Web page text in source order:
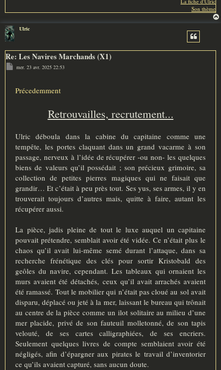
Son thème
Ulric
Re: Les Navires Marchands (X1)
M
e
a
g
mer. 23 avr. 2025 22:53
Précedemment
Retrouvailles, recrutement...
Ulric déboula dans la cabine du capitaine comme une
tempête, les portes claquant dans un grand vacarme à son
passage, nerveux à l’idée de récupérer -ou non- les quelques
biens de valeurs qu’il possédait ; son précieux grimoire, sa
collection de petites pierres magiques qui ne faisait que
grandir… Et c’était à peu près tout. Ses yus, ses armes, il y en
trouverait toujours d’autres mais, quitte à faire, autant les
récupérer aussi.
La pièce, jadis pleine de tout le luxe auquel un capitaine
pouvait prétendre, semblait avoir été vidée. Ce n’était plus le
chaos qu’il avait lui-même semé durant l’attaque, dans sa
recherche frénétique des clés pour sortir Kristobald des
geôles du navire, cependant. Les tableaux qui ornaient les
murs avaient été détachés, ceux qu’il avait arrachés avaient
été ramassé. Tout le mobilier qui n’était pas cloué au sol avait
disparu, déplacé ou jeté à la mer, laissant le bureau qui trônait
au centre de la pièce comme un ilot solitaire au milieu d’une
mer placide, privé de son fauteuil molletonné, de son tapis
velouté, de ses cartes calligraphiées, de ses encriers.
Seulement quelques livres de compte semblaient avoir été
négligés, afin d’épargner aux pirates le travail d’inventorier
ce qu’ils avaient capturé, sans aucun doute.